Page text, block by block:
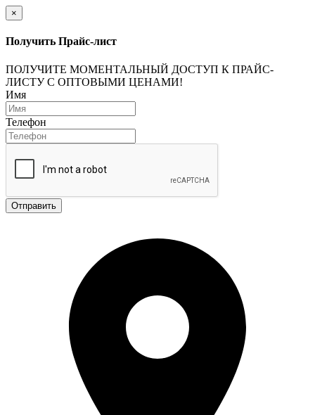
×
Получить Прайс-лист
ПОЛУЧИТЕ МОМЕНТАЛЬНЫЙ ДОСТУП К ПРАЙС-
ЛИСТУ С ОПТОВЫМИ ЦЕНАМИ!
Имя
Телефон
Отправить